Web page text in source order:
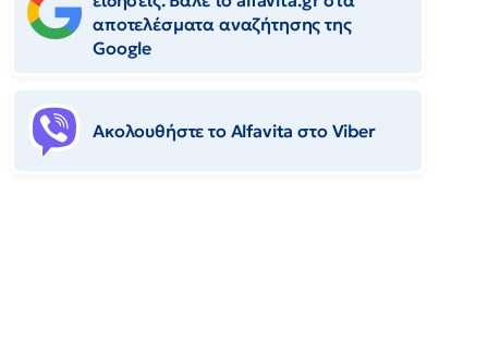
αποτελέσματα αναζήτησης της
Google
Ακολουθήστε το Αlfavita στο Viber